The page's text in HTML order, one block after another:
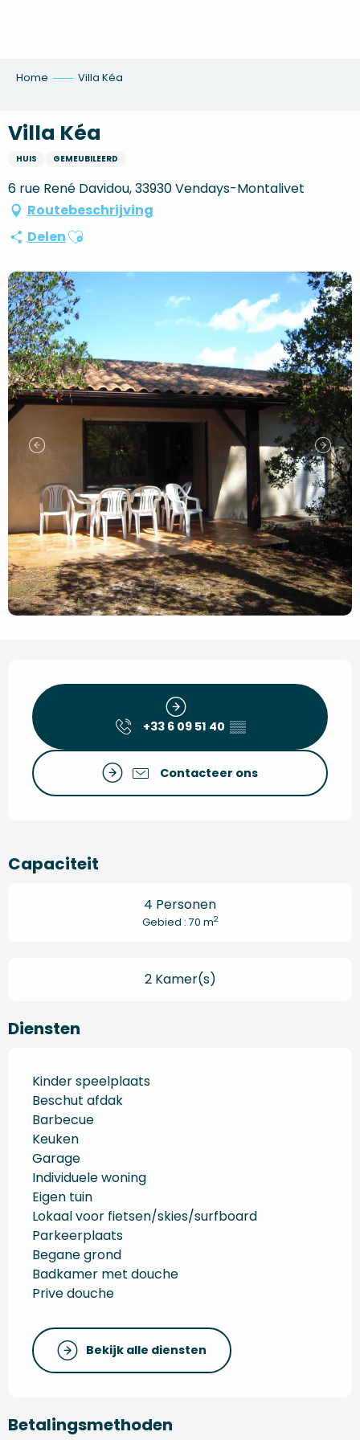
Home Villa Kéa
Villa Kéa
HUIS GEMEUBILEERD
6 rue René Davidou, 33930 Vendays-Montalivet
Routebeschrijving
DelenAjouter aux favoris
Openingstijden en
+33 6 09 51 40 ▒▒
Contacteer ons
Capaciteit
4 Personen
Gebied : 70 m2
2 Kamer(s)
Diensten
Kinder speelplaats
Beschut afdak
Barbecue
Keuken
Garage
Individuele woning
Eigen tuin
Lokaal voor fietsen/skies/surfboard
Parkeerplaats
Begane grond
Badkamer met douche
Prive douche
Bekijk alle diensten
Betalingsmethoden